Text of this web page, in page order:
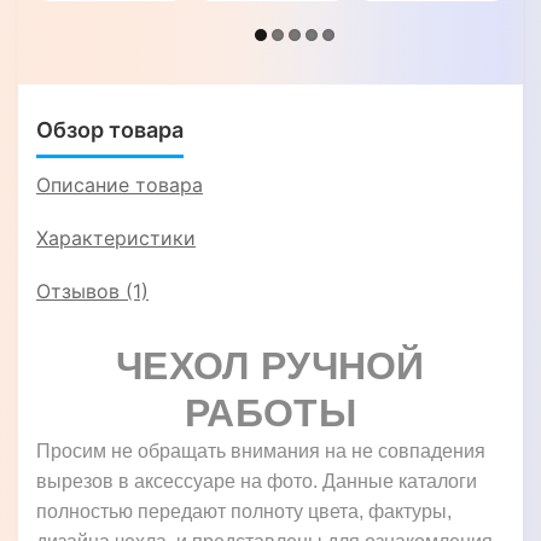
"CRUCIS"
Обзор товара
Описание товара
Характеристики
Отзывов (1)
ЧЕХОЛ РУЧНОЙ
РАБОТЫ
Просим не обращать внимания на не совпадения
вырезов в аксессуаре на фото. Данные каталоги
полностью передают полноту цвета, фактуры,